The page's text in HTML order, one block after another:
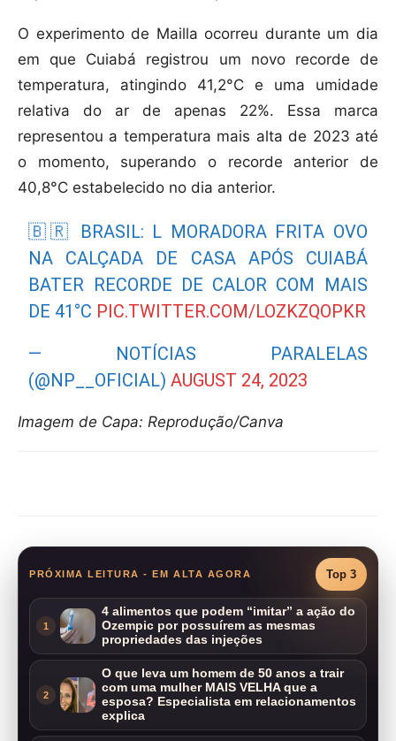
O experimento de Mailla ocorreu durante um dia
em que Cuiabá registrou um novo recorde de
temperatura, atingindo 41,2°C e uma umidade
relativa do ar de apenas 22%. Essa marca
representou a temperatura mais alta de 2023 até
o momento, superando o recorde anterior de
40,8°C estabelecido no dia anterior.
🇧🇷 BRASIL: L MORADORA FRITA OVO
NA CALÇADA DE CASA APÓS CUIABÁ
BATER RECORDE DE CALOR COM MAIS
DE 41°C PIC.TWITTER.COM/LOZKZQOPKR
— NOTÍCIAS PARALELAS
(@NP__OFICIAL)AUGUST 24, 2023
Imagem de Capa: Reprodução/Canva
PRÓXIMA LEITURA - EM ALTA AGORA Top 3
1
4 alimentos que podem “imitar” a ação do
Ozempic por possuírem as mesmas
propriedades das injeções
2
O que leva um homem de 50 anos a trair
com uma mulher MAIS VELHA que a
esposa? Especialista em relacionamentos
explica